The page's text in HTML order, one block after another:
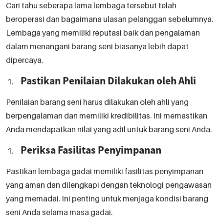
Cari tahu seberapa lama lembaga tersebut telah
beroperasi dan bagaimana ulasan pelanggan sebelumnya.
Lembaga yang memiliki reputasi baik dan pengalaman
dalam menangani barang seni biasanya lebih dapat
dipercaya.
Pastikan Penilaian Dilakukan oleh Ahli
Penilaian barang seni harus dilakukan oleh ahli yang
berpengalaman dan memiliki kredibilitas. Ini memastikan
Anda mendapatkan nilai yang adil untuk barang seni Anda.
Periksa Fasilitas Penyimpanan
Pastikan lembaga gadai memiliki fasilitas penyimpanan
yang aman dan dilengkapi dengan teknologi pengawasan
yang memadai. Ini penting untuk menjaga kondisi barang
seni Anda selama masa gadai.